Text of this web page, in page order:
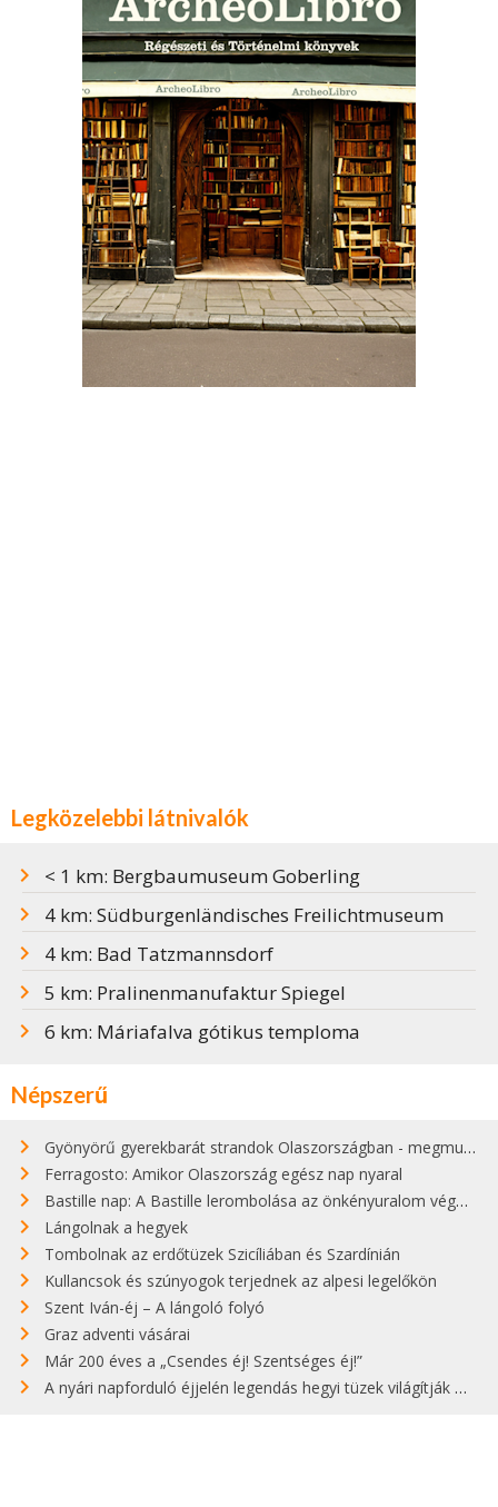
Legközelebbi látnivalók
< 1 km: Bergbaumuseum Goberling
4 km: Südburgenländisches Freilichtmuseum
4 km: Bad Tatzmannsdorf
5 km: Pralinenmanufaktur Spiegel
6 km: Máriafalva gótikus temploma
Népszerű
Gyönyörű gyerekbarát strandok Olaszországban - megmutatjuk a 15 legjobbat
Ferragosto: Amikor Olaszország egész nap nyaral
Bastille nap: A Bastille lerombolása az önkényuralom végét jelentette
Lángolnak a hegyek
Tombolnak az erdőtüzek Szicíliában és Szardínián
Kullancsok és szúnyogok terjednek az alpesi legelőkön
Szent Iván-éj – A lángoló folyó
Graz adventi vásárai
Már 200 éves a „Csendes éj! Szentséges éj!”
A nyári napforduló éjjelén legendás hegyi tüzek világítják meg Zugspitzét